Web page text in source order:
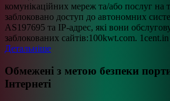
комунікаційних мереж та/або послуг на
заблоковано доступ до автономних
АS197695 та ІР-адрес, які вони
заблокованих сайтів:100kwt.com. 1cent.in
Детальніше
Обмежені з метою безпеки
Інтернеті